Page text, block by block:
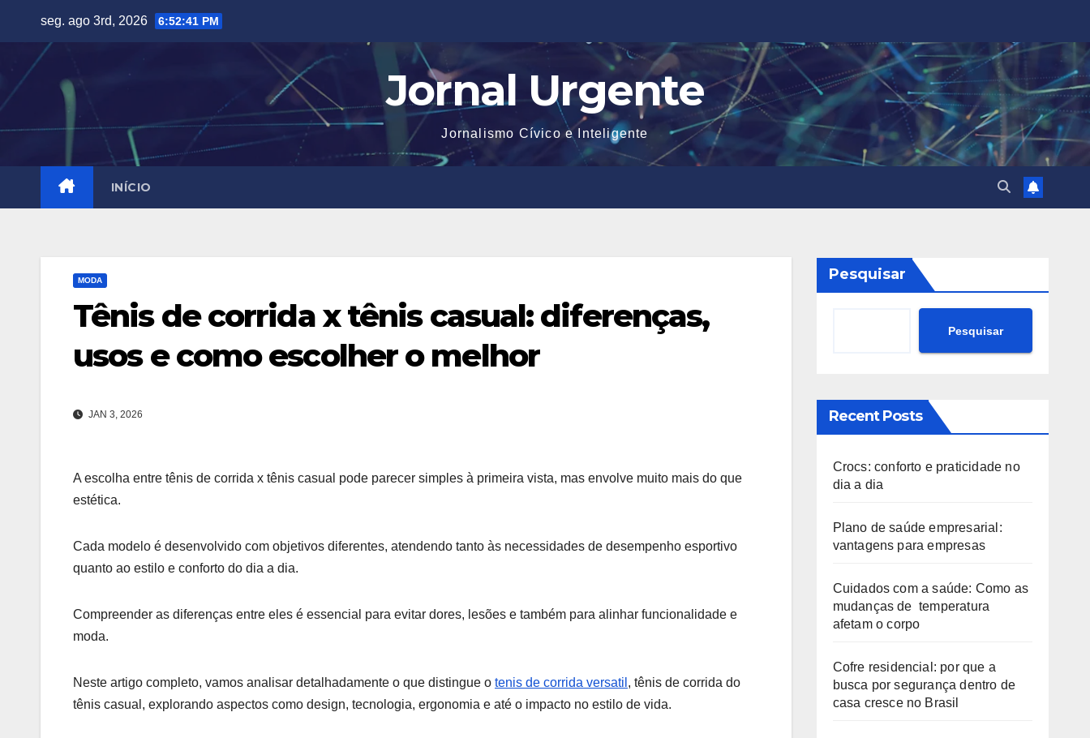
content
seg. ago 3rd, 2026 6:52:42 PM
Jornal Urgente
Jornalismo Cívico e Inteligente
INÍCIO
MODA
Tênis de corrida x tênis casual: diferenças,
usos e como escolher o melhor
JAN 3, 2026
A escolha entre tênis de corrida x tênis casual pode parecer simples à primeira vista, mas envolve muito mais do que
estética.
Cada modelo é desenvolvido com objetivos diferentes, atendendo tanto às necessidades de desempenho esportivo
quanto ao estilo e conforto do dia a dia.
Compreender as diferenças entre eles é essencial para evitar dores, lesões e também para alinhar funcionalidade e
moda.
Neste artigo completo, vamos analisar detalhadamente o que distingue o tenis de corrida versatil , tênis de corrida do
tênis casual, explorando aspectos como design, tecnologia, ergonomia e até o impacto no estilo de vida.
Pesquisar
Pesquisar
Recent Posts
Crocs: conforto e praticidade no
dia a dia
Plano de saúde empresarial:
vantagens para empresas
Cuidados com a saúde: Como as
mudanças de temperatura
afetam o corpo
Cofre residencial: por que a
busca por segurança dentro de
casa cresce no Brasil